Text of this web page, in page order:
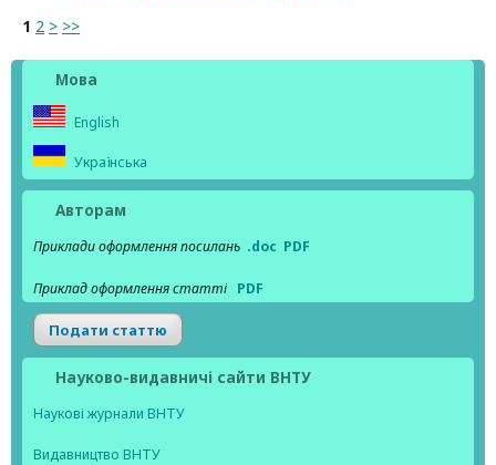
1 2 > >>
Мова
English
Українська
Авторам
Приклади оформлення посилань .doc PDF
Приклад оформлення статті PDF
Подати статтю
Науково-видавничі сайти ВНТУ
Наукові журнали ВНТУ
Видавництво ВНТУ